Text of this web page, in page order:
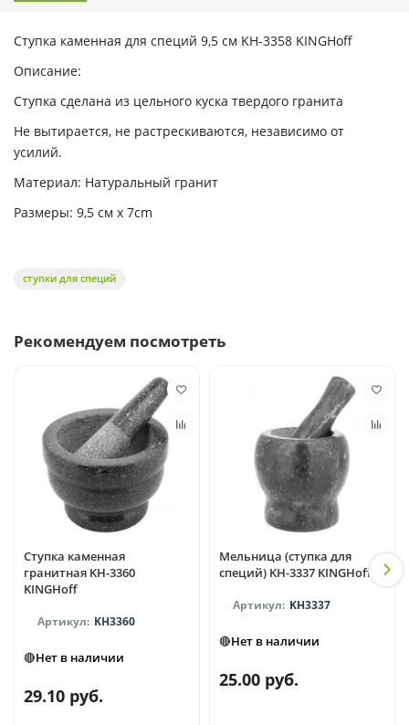
Ступка каменная для специй 9,5 см KH-3358 KINGHoff
Описание:
Ступка сделана из цельного куска твердого гранита
Не вытирается, не растрескиваются, независимо от
усилий.
Материал: Натуральный гранит
Размеры: 9,5 см x 7cm
ступки для специй
Рекомендуем посмотреть
Ступка каменная
гранитная KH-3360
KINGHoff
KH3360
🔴Нет в наличии
29.10 руб.
Мельница (ступка для
специй) KH-3337 KINGHoff
KH3337
🔴Нет в наличии
25.00 руб.